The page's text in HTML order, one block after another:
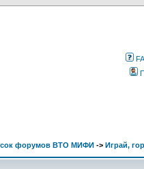
форумов ВТО МИФИ -> Играй,